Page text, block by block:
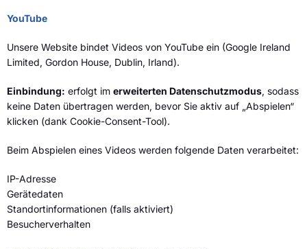
YouTube
Unsere Website bindet Videos von YouTube ein (Google Ireland
Limited, Gordon House, Dublin, Irland).
Einbindung: erfolgt im erweiterten Datenschutzmodus, sodass
keine Daten übertragen werden, bevor Sie aktiv auf „Abspielen“
klicken (dank Cookie-Consent-Tool).
Beim Abspielen eines Videos werden folgende Daten verarbeitet:
IP-Adresse
Gerätedaten
Standortinformationen (falls aktiviert)
Besucherverhalten